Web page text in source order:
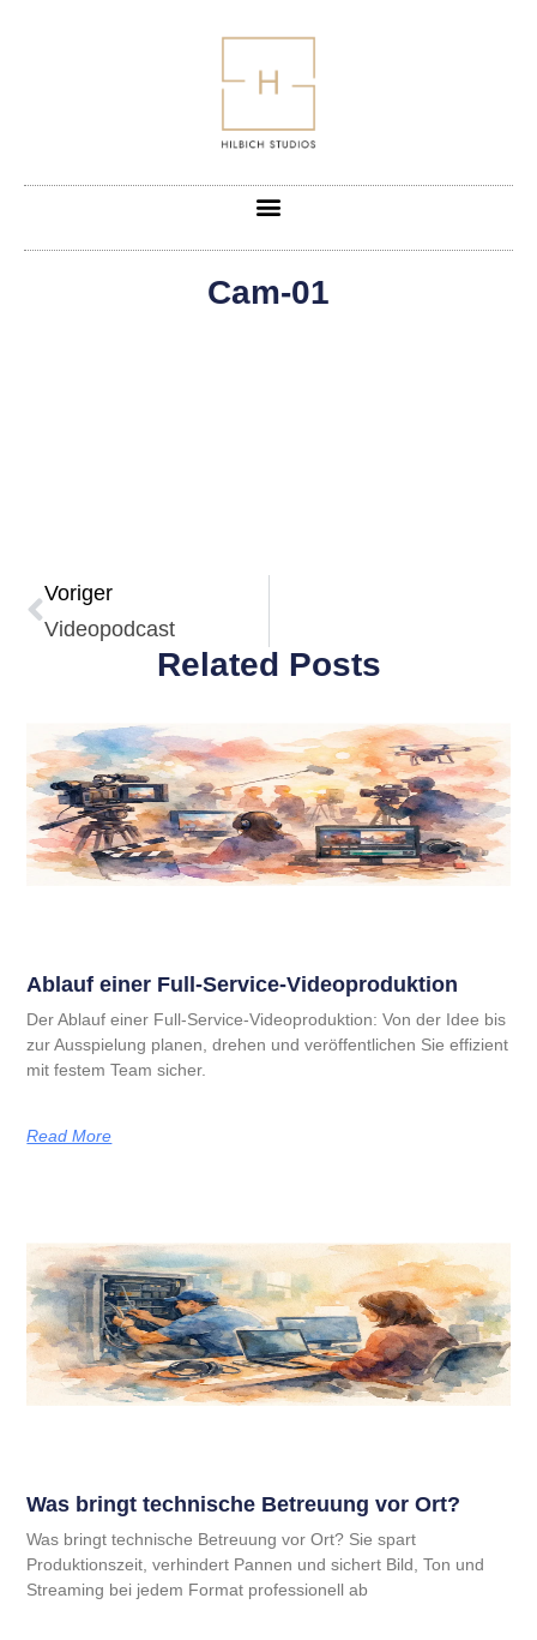
Cam-01
Voriger
Videopodcast
Related Posts
Ablauf einer Full-Service-Videoproduktion
Der Ablauf einer Full-Service-Videoproduktion: Von der Idee bis
zur Ausspielung planen, drehen und veröffentlichen Sie effizient
mit festem Team sicher.
Read More
Was bringt technische Betreuung vor Ort?
Was bringt technische Betreuung vor Ort? Sie spart
Produktionszeit, verhindert Pannen und sichert Bild, Ton und
Streaming bei jedem Format professionell ab